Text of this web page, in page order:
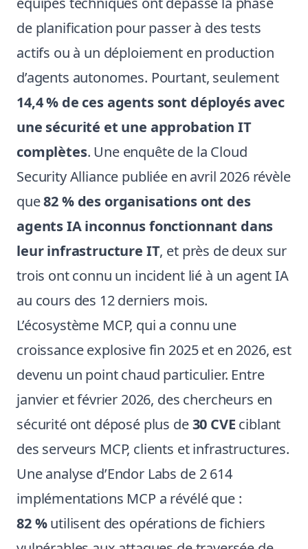
de planification pour passer à des tests
actifs ou à un déploiement en production
d’agents autonomes. Pourtant, seulement
14,4 % de ces agents sont déployés avec
une sécurité et une approbation IT
complètes. Une enquête de la Cloud
Security Alliance publiée en avril 2026 révèle
que82 % des organisations ont des
agents IA inconnus fonctionnant dans
leur infrastructure IT, et près de deux sur
trois ont connu un incident lié à un agent IA
au cours des 12 derniers mois.
L’écosystème MCP, qui a connu une
croissance explosive fin 2025 et en 2026, est
devenu un point chaud particulier. Entre
janvier et février 2026, des chercheurs en
sécurité ont déposé plus de30 CVE ciblant
des serveurs MCP, clients et infrastructures.
Une analyse d’Endor Labs de 2 614
implémentations MCP a révélé que :
82 %utilisent des opérations de fichiers